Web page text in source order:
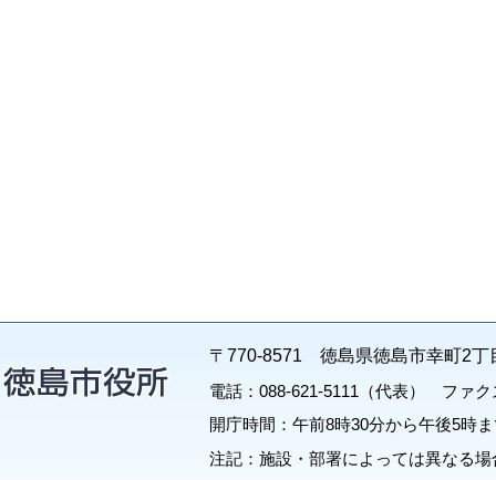
〒770-8571 徳島県徳島市幸町2丁
電話：088-621-5111（代表） ファク
開庁時間：午前8時30分から午後5時
注記：施設・部署によっては異なる